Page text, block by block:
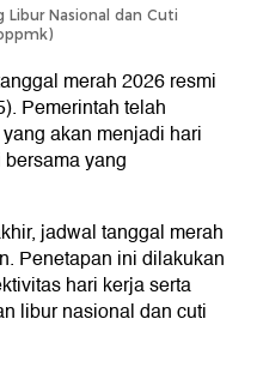
Nasional dan Cuti
merah 2026 resmi
Pemerintah telah
akan menjadi hari
yang
jadwal tanggal merah
Penetapan ini dilakukan
hari kerja serta
libur nasional dan cuti